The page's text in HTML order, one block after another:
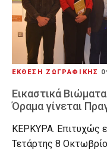
ΕΚΘΕΣΗ ΖΩΓΡΑΦΙΚΗΣ
Εικαστικά
Όραμα γίνεται
ΚΕΡΚΥΡΑ. Επιτυχώς
Τετάρτης 8